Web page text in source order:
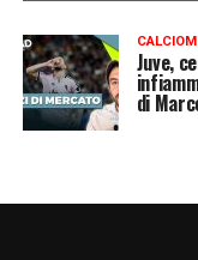
Juve,
di